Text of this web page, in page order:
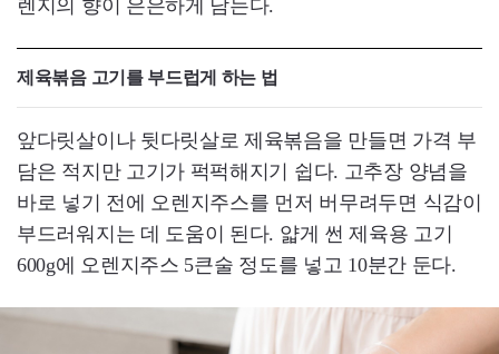
렌지의 향이 은은하게 남는다.
제육볶음 고기를 부드럽게 하는 법
앞다릿살이나 뒷다릿살로 제육볶음을 만들면 가격 부
담은 적지만 고기가 퍽퍽해지기 쉽다. 고추장 양념을
바로 넣기 전에 오렌지주스를 먼저 버무려두면 식감이
부드러워지는 데 도움이 된다. 얇게 썬 제육용 고기
600g에 오렌지주스 5큰술 정도를 넣고 10분간 둔다.